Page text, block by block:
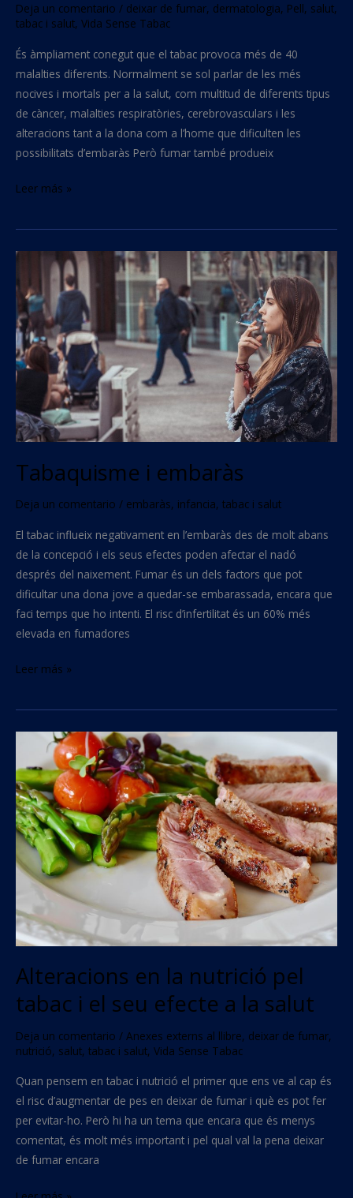
Deja un comentario / deixar de fumar, dermatologia, Pell, salut,
tabac i salut, Vida Sense Tabac
És àmpliament conegut que el tabac provoca més de 40
malalties diferents. Normalment se sol parlar de les més
nocives i mortals per a la salut, com multitud de diferents tipus
de càncer, malalties respiratòries, cerebrovasculars i les
alteracions tant a la dona com a l’home que dificulten les
possibilitats d’embaràs Però fumar també produeix
Leer más »
Tabaquisme i embaràs
Deja un comentario / embaràs, infancia, tabac i salut
El tabac influeix negativament en l’embaràs des de molt abans
de la concepció i els seus efectes poden afectar el nadó
després del naixement. Fumar és un dels factors que pot
dificultar una dona jove a quedar-se embarassada, encara que
faci temps que ho intenti. El risc d’infertilitat és un 60% més
elevada en fumadores
Tabaquisme
embaràs
Leer más »
Alteracions en la nutrició pel
tabac i el seu efecte a la salut
Deja un comentario / Anexes externs al llibre, deixar de fumar,
nutrició, salut, tabac i salut, Vida Sense Tabac
Quan pensem en tabac i nutrició el primer que ens ve al cap és
el risc d’augmentar de pes en deixar de fumar i què es pot fer
per evitar-ho. Però hi ha un tema que encara que és menys
comentat, és molt més important i pel qual val la pena deixar
de fumar encara
Alteracions
la
nutrició
pel
tabac
i
el
efecte
a
salut